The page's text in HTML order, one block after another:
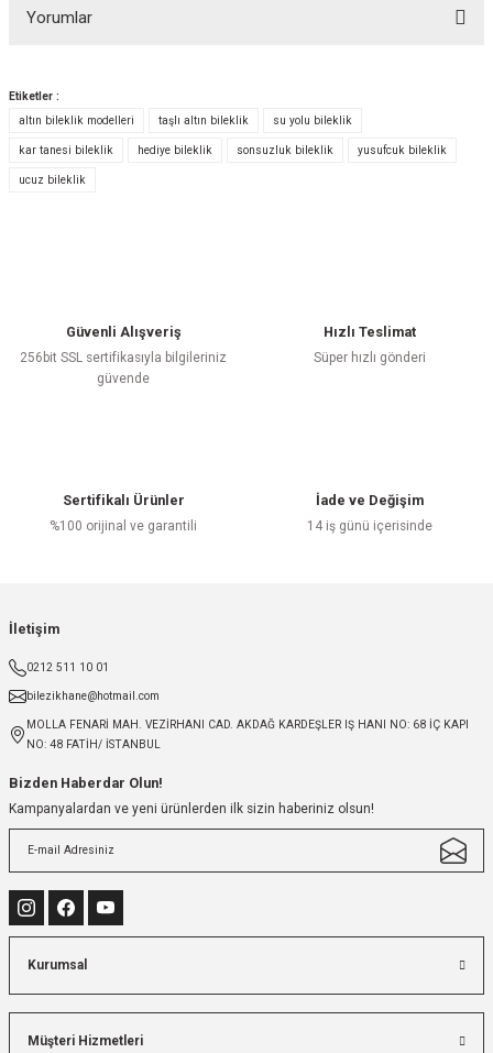
Yorumlar
Bu ürüne ilk yorumu siz yapın!
Etiketler :
altın bileklik modelleri
taşlı altın bileklik su yolu bileklik
kar tanesi bileklik hediye bileklik sonsuzluk bileklik yusufcuk bileklik
ucuz bileklik
Güvenli Alışveriş
256bit SSL sertifikasıyla bilgileriniz
güvende
Hızlı Teslimat
Süper hızlı gönderi
Sertifikalı Ürünler
%100 orijinal ve garantili
İade ve Değişim
14 iş günü içerisinde
İletişim
0212 511 10 01
bilezikhane@hotmail.com
MOLLA FENARİ MAH. VEZİRHANI CAD. AKDAĞ KARDEŞLER IŞ HANI NO: 68 İÇ KAPI
NO: 48 FATİH/ İSTANBUL
Bizden Haberdar Olun!
Kampanyalardan ve yeni ürünlerden ilk sizin haberiniz olsun!
Kurumsal
Müşteri Hizmetleri